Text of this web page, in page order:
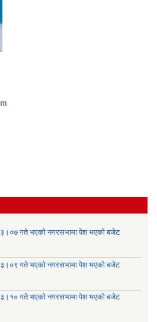
गते भएको नगरसभामा पेश भएको बजेट
गते भएको नगरसभामा पेश भएको बजेट
गते भएको नगरसभामा पेश भएको बजेट